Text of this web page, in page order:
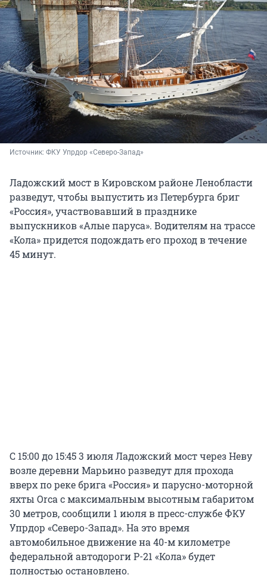
Источник: ФКУ Упрдор «Северо-Запад»
Ладожский мост в Кировском районе Ленобласти
разведут, чтобы выпустить из Петербурга бриг
«Россия», участвовавший в празднике
выпускников «Алые паруса». Водителям на трассе
«Кола» придется подождать его проход в течение
45 минут.
С 15:00 до 15:45 3 июля Ладожский мост через Неву
возле деревни Марьино разведут для прохода
вверх по реке брига «Россия» и парусно-моторной
яхты Orca с максимальным высотным габаритом
30 метров, сообщили 1 июля в пресс-службе ФКУ
Упрдор «Северо-Запад». На это время
автомобильное движение на 40-м километре
федеральной автодороги Р-21 «Кола» будет
полностью остановлено.